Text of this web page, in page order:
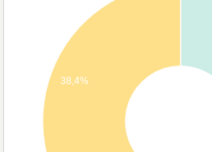
38,4%